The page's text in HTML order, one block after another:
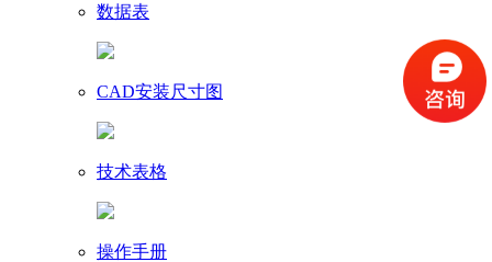
数据表
CAD安装尺寸图
技术表格
操作手册